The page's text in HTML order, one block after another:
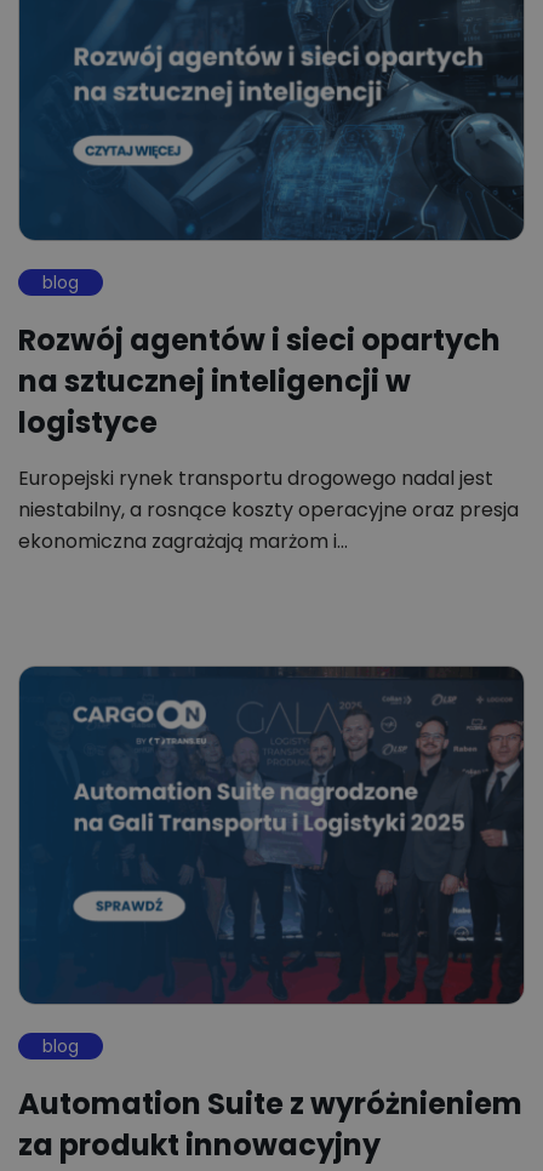
blog
Rozwój agentów i sieci opartych
na sztucznej inteligencji w
logistyce
Europejski rynek transportu drogowego nadal jest
niestabilny, a rosnące koszty operacyjne oraz presja
ekonomiczna zagrażają marżom i…
blog
Automation Suite z wyróżnieniem
za produkt innowacyjny